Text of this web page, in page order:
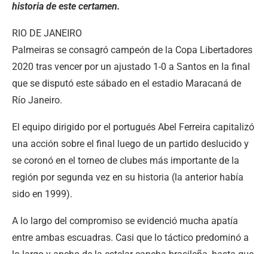
historia de este certamen.
RIO DE JANEIRO
Palmeiras se consagró campeón de la Copa Libertadores
2020 tras vencer por un ajustado 1-0 a Santos en la final
que se disputó este sábado en el estadio Maracaná de
Río Janeiro.
El equipo dirigido por el portugués Abel Ferreira capitalizó
una acción sobre el final luego de un partido deslucido y
se coronó en el torneo de clubes más importante de la
región por segunda vez en su historia (la anterior había
sido en 1999).
A lo largo del compromiso se evidenció mucha apatía
entre ambas escuadras. Casi que lo táctico predominó a